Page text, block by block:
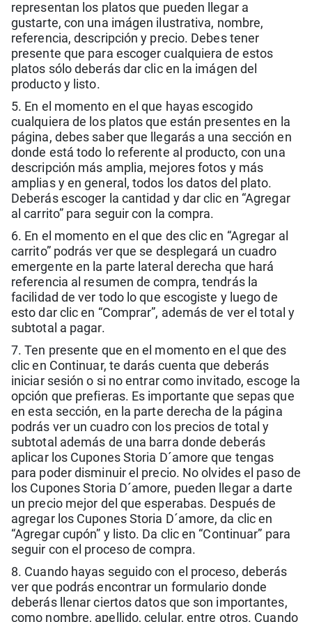
representan los platos que pueden llegar a
gustarte, con una imágen ilustrativa, nombre,
referencia, descripción y precio. Debes tener
presente que para escoger cualquiera de estos
platos sólo deberás dar clic en la imágen del
producto y listo.
5. En el momento en el que hayas escogido
cualquiera de los platos que están presentes en la
página, debes saber que llegarás a una sección en
donde está todo lo referente al producto, con una
descripción más amplia, mejores fotos y más
amplias y en general, todos los datos del plato.
Deberás escoger la cantidad y dar clic en “Agregar
al carrito” para seguir con la compra.
6. En el momento en el que des clic en “Agregar al
carrito” podrás ver que se desplegará un cuadro
emergente en la parte lateral derecha que hará
referencia al resumen de compra, tendrás la
facilidad de ver todo lo que escogiste y luego de
esto dar clic en “Comprar”, además de ver el total y
subtotal a pagar.
7. Ten presente que en el momento en el que des
clic en Continuar, te darás cuenta que deberás
iniciar sesión o si no entrar como invitado, escoge la
opción que prefieras. Es importante que sepas que
en esta sección, en la parte derecha de la página
podrás ver un cuadro con los precios de total y
subtotal además de una barra donde deberás
aplicar los Cupones Storia D´amore que tengas
para poder disminuir el precio. No olvides el paso de
los Cupones Storia D´amore, pueden llegar a darte
un precio mejor del que esperabas. Después de
agregar los Cupones Storia D´amore, da clic en
“Agregar cupón” y listo. Da clic en “Continuar” para
seguir con el proceso de compra.
8. Cuando hayas seguido con el proceso, deberás
ver que podrás encontrar un formulario donde
deberás llenar ciertos datos que son importantes,
como nombre, apellido, celular, entre otros. Cuando